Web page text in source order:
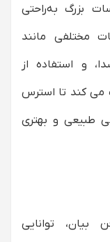
بزرگ به‌راحتی
مختلفی مانند
و استفاده از
کند تا استرس
طبیعی و بهتری
توانایی